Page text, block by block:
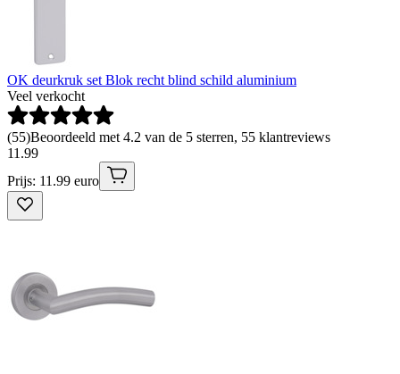
OK deurkruk set Blok recht blind schild aluminium
Veel verkocht
(55)Beoordeeld met 4.2 van de 5 sterren, 55 klantreviews
11 .99
Prijs: 11.99 euro